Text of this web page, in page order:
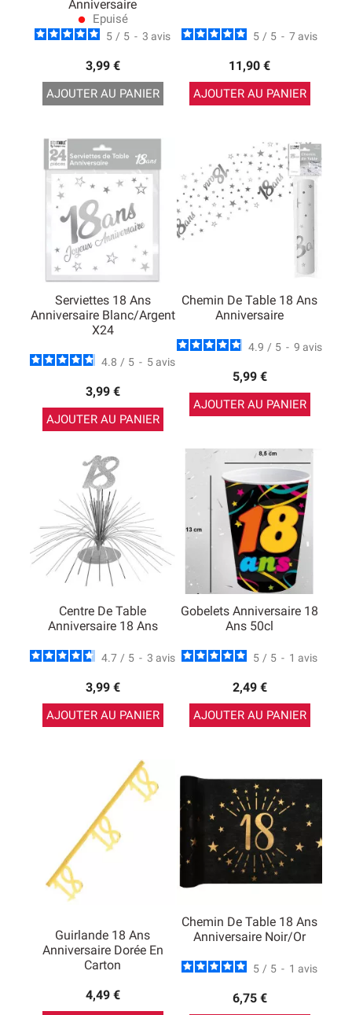
Anniversaire
lens Epuisé
5 / 5 - 3 avis
3,99 €
AJOUTER AU PANIER
5 / 5 - 7 avis
11,90 €
AJOUTER AU PANIER
Serviettes 18 Ans
Anniversaire Blanc/argent
X24
4.8 / 5 - 5 avis
3,99 €
AJOUTER AU PANIER
Chemin De Table 18 Ans
Anniversaire
4.9 / 5 - 9 avis
5,99 €
AJOUTER AU PANIER
Centre De Table
Anniversaire 18 Ans
4.7 / 5 - 3 avis
3,99 €
AJOUTER AU PANIER
Gobelets Anniversaire 18
Ans 50cl
5 / 5 - 1 avis
2,49 €
AJOUTER AU PANIER
Guirlande 18 Ans
Anniversaire Dorée En
Carton
4,49 €
Chemin De Table 18 Ans
Anniversaire Noir/Or
5 / 5 - 1 avis
6,75 €